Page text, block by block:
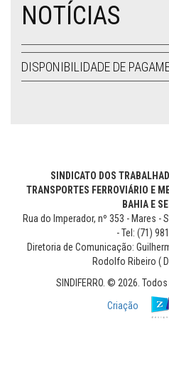
NOTÍCIAS
DISPONIBILIDADE DE
SINDICATO DOS
TRANSPORTES FERROVIÁRIO E
BAHIA E
Rua do Imperador, nº 353 - Mares -
- Tel: (71)
Diretoria de Comunicação:
Rodolfo Ribeiro (
SINDIFERRO. © 2026.
Criação